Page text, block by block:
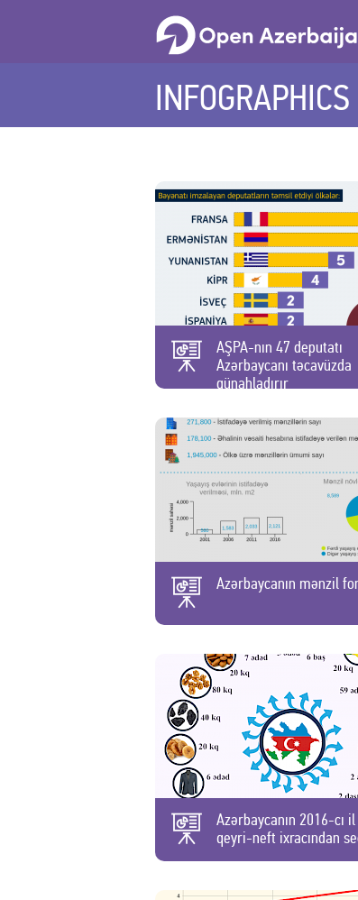
INFOGRAPHICS
AŞPA-nın 47 deputatı
Azərbaycanı təcavüzda
günahladırır
Azərbaycanın mənzil
Azərbaycanın 2016-cı
qeyri-neft ixracından